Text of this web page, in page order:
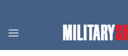
content